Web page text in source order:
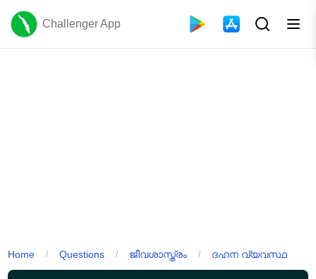
Challenger App
Home / Questions / ജീവശാസ്ത്രം / ദഹന വ്യവസ്ഥ